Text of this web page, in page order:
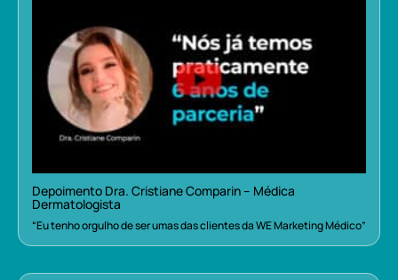
Depoimento Dra. Cristiane Comparin – Médica
Dermatologista
“Eu tenho orgulho de ser umas das clientes da WE Marketing Médico”